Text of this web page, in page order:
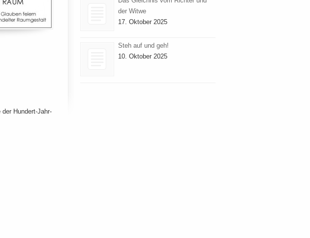
Hundert-Jahr-
der Witwe
17. Oktober 2025
Steh auf und geh!
10. Oktober 2025